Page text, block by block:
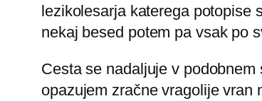
lezikolesarja katerega
nekaj besed potem pa vsak po
Cesta se nadaljuje v
opazujem zračne vragolije vran